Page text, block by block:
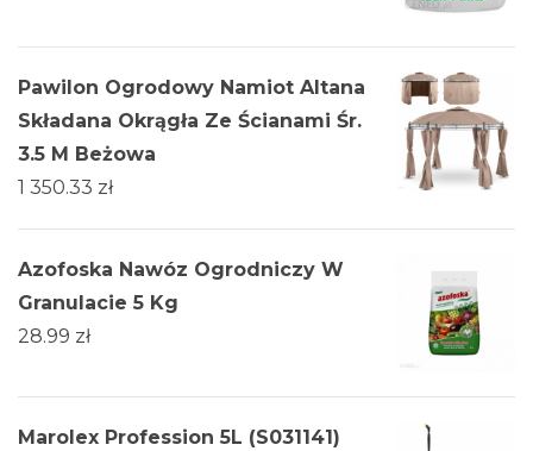
Pawilon Ogrodowy Namiot Altana
Składana Okrągła Ze Ścianami Śr.
3.5 M Beżowa
1 350.33 zł
Azofoska Nawóz Ogrodniczy W
Granulacie 5 Kg
28.99 zł
Marolex Profession 5L (S031141)